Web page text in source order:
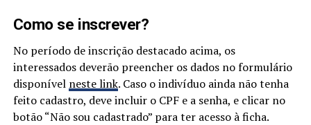
Como se inscrever?
No período de inscrição destacado acima, os
interessados deverão preencher os dados no formulário
disponível neste link. Caso o indivíduo ainda não tenha
feito cadastro, deve incluir o CPF e a senha, e clicar no
botão “Não sou cadastrado” para ter acesso à ficha.